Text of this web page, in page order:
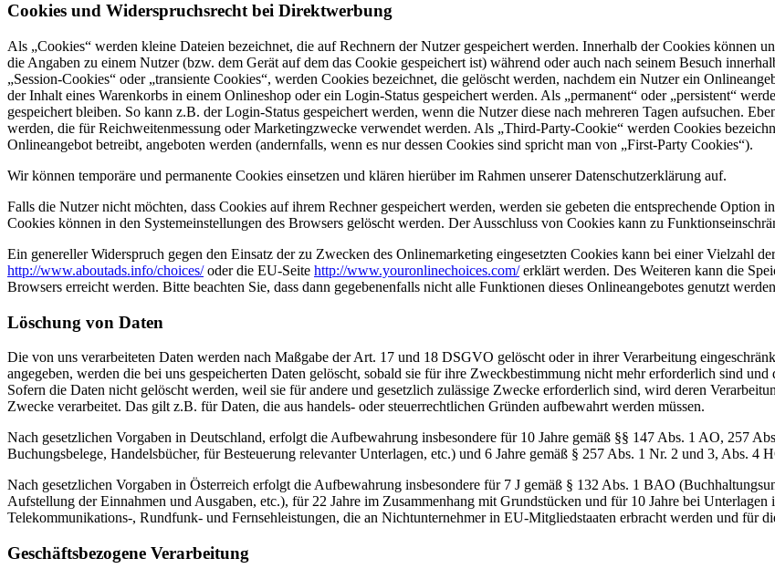
Cookies und Widerspruchsrecht bei Direktwerbung
Als „Cookies“ werden kleine Dateien bezeichnet, die auf Rechnern der Nutzer gespeichert werden. Innerhalb der Cookies können
die Angaben zu einem Nutzer (bzw. dem Gerät auf dem das Cookie gespeichert ist) während oder auch nach seinem Besuch
„Session-Cookies“ oder „transiente Cookies“, werden Cookies bezeichnet, die gelöscht werden, nachdem ein Nutzer ein
der Inhalt eines Warenkorbs in einem Onlineshop oder ein Login-Status gespeichert werden. Als „permanent“ oder „persistent“
gespeichert bleiben. So kann z.B. der Login-Status gespeichert werden, wenn die Nutzer diese nach mehreren Tagen aufsuchen.
werden, die für Reichweitenmessung oder Marketingzwecke verwendet werden. Als „Third-Party-Cookie“ werden Cookies
Onlineangebot betreibt, angeboten werden (andernfalls, wenn es nur dessen Cookies sind spricht man von „First-Party Cookies“).
Wir können temporäre und permanente Cookies einsetzen und klären hierüber im Rahmen unserer Datenschutzerklärung auf.
Falls die Nutzer nicht möchten, dass Cookies auf ihrem Rechner gespeichert werden, werden sie gebeten die entsprechende Option
Cookies können in den Systemeinstellungen des Browsers gelöscht werden. Der Ausschluss von Cookies kann zu
Ein genereller Widerspruch gegen den Einsatz der zu Zwecken des Onlinemarketing eingesetzten Cookies kann bei einer Vielzahl
http://www.aboutads.info/choices/oder die EU-Seite http://www.youronlinechoices.com/erklärt werden. Des Weiteren kann die
Browsers erreicht werden. Bitte beachten Sie, dass dann gegebenenfalls nicht alle Funktionen dieses Onlineangebotes genutzt
Löschung von Daten
Die von uns verarbeiteten Daten werden nach Maßgabe der Art. 17 und 18 DSGVO gelöscht oder in ihrer Verarbeitung
angegeben, werden die bei uns gespeicherten Daten gelöscht, sobald sie für ihre Zweckbestimmung nicht mehr erforderlich sind
Sofern die Daten nicht gelöscht werden, weil sie für andere und gesetzlich zulässige Zwecke erforderlich sind, wird deren
Zwecke verarbeitet. Das gilt z.B. für Daten, die aus handels- oder steuerrechtlichen Gründen aufbewahrt werden müssen.
Nach gesetzlichen Vorgaben in Deutschland, erfolgt die Aufbewahrung insbesondere für 10 Jahre gemäß §§ 147 Abs. 1 AO, 257
Buchungsbelege, Handelsbücher, für Besteuerung relevanter Unterlagen, etc.) und 6 Jahre gemäß § 257 Abs. 1 Nr. 2 und 3, Abs. 4
Nach gesetzlichen Vorgaben in Österreich erfolgt die Aufbewahrung insbesondere für 7 J gemäß § 132 Abs. 1 BAO
Aufstellung der Einnahmen und Ausgaben, etc.), für 22 Jahre im Zusammenhang mit Grundstücken und für 10 Jahre bei
Telekommunikations-, Rundfunk- und Fernsehleistungen, die an Nichtunternehmer in EU-Mitgliedstaaten erbracht werden und für
Geschäftsbezogene Verarbeitung